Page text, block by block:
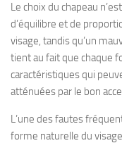
Le choix du chapeau
d’équilibre et de
visage, tandis qu’un
tient au fait que chaque
caractéristiquesqui
atténuées par le bon
L’une des fautes
forme naturelle du